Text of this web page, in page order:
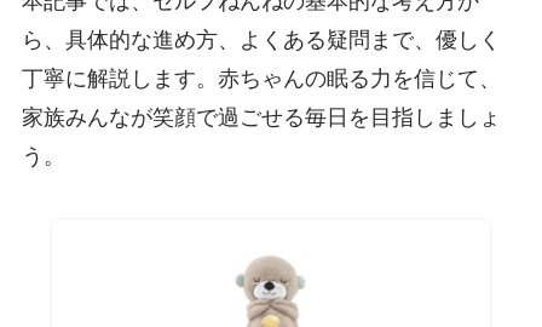
ら、具体的な進め方、よくある疑問まで、優しく
丁寧に解説します。赤ちゃんの眠る力を信じて、
家族みんなが笑顔で過ごせる毎日を目指しましょ
う。